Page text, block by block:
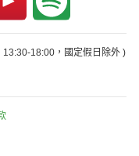
18:00，國定假日除外 )